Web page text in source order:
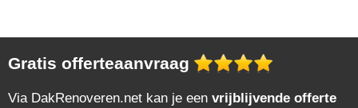
Gratis offerteaanvraag
Via DakRenoveren.net kan je een vrijblijvende offerte